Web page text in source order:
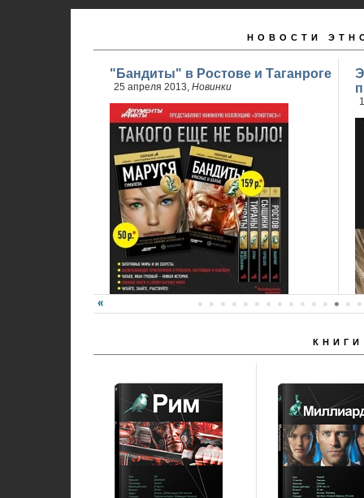
НОВОСТИ
"Бандиты" в Ростове и Таганроге
25 апреля 2013, Новинки
24 апреля стартовали продажи 2 книги
КНИГИ